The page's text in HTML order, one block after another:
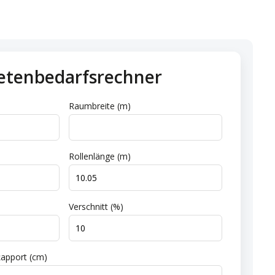
Raumbreite (m)
Rollenlänge (m)
Verschnitt (%)
(cm)